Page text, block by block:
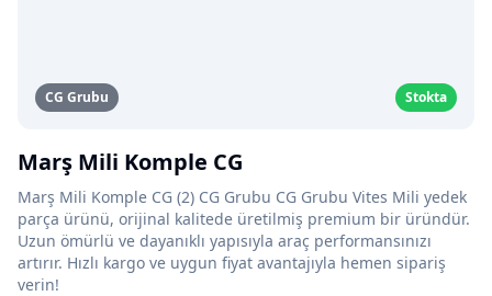
CG Grubu Stokta
Marş Mili Komple CG
Marş Mili Komple CG (2) CG Grubu CG Grubu Vites Mili yedek
parça ürünü, orijinal kalitede üretilmiş premium bir üründür.
Uzun ömürlü ve dayanıklı yapısıyla araç performansınızı
artırır. Hızlı kargo ve uygun fiyat avantajıyla hemen sipariş
verin!